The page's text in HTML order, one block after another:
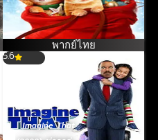
ยวแซนต้า ภารกิจ
ขนปุย
พากย์ไทย
5.6
Imagine That